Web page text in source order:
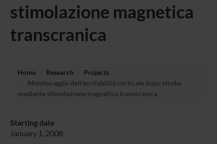
stimolazione magnetica
transcranica
Home Research
Projects
Monitoraggio dell’eccitabilità corticale dopo stroke
mediante stimolazione magnetica transcranica
Starting date
January 1, 2008